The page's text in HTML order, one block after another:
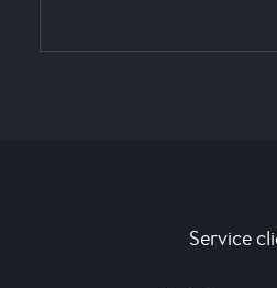
Service